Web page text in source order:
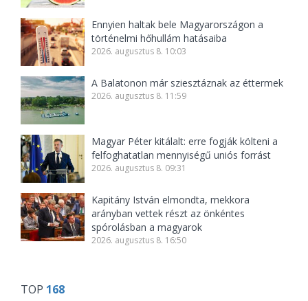
Ennyien haltak bele Magyarországon a
történelmi hőhullám hatásaiba
2026. augusztus 8. 10:03
A Balatonon már sziesztáznak az éttermek
2026. augusztus 8. 11:59
Magyar Péter kitálalt: erre fogják költeni a
felfoghatatlan mennyiségű uniós forrást
2026. augusztus 8. 09:31
Kapitány István elmondta, mekkora
arányban vettek részt az önkéntes
spórolásban a magyarok
2026. augusztus 8. 16:50
TOP 168